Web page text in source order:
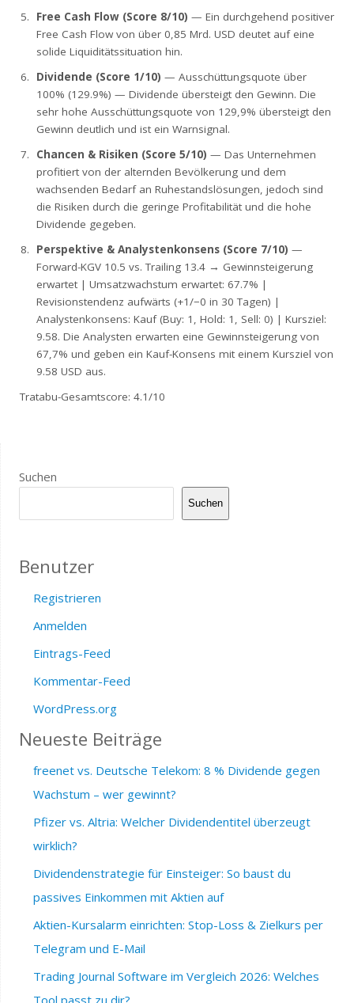
Free Cash Flow (Score 8/10) — Ein durchgehend positiver
Free Cash Flow von über 0,85 Mrd. USD deutet auf eine
solide Liquiditätssituation hin.
Dividende (Score 1/10) — Ausschüttungsquote über
100% (129.9%) — Dividende übersteigt den Gewinn. Die
sehr hohe Ausschüttungsquote von 129,9% übersteigt den
Gewinn deutlich und ist ein Warnsignal.
Chancen & Risiken (Score 5/10) — Das Unternehmen
profitiert von der alternden Bevölkerung und dem
wachsenden Bedarf an Ruhestandslösungen, jedoch sind
die Risiken durch die geringe Profitabilität und die hohe
Dividende gegeben.
Perspektive & Analystenkonsens (Score 7/10) —
Forward-KGV 10.5 vs. Trailing 13.4 → Gewinnsteigerung
erwartet | Umsatzwachstum erwartet: 67.7% |
Revisionstendenz aufwärts (+1/−0 in 30 Tagen) |
Analystenkonsens: Kauf (Buy: 1, Hold: 1, Sell: 0) | Kursziel:
9.58. Die Analysten erwarten eine Gewinnsteigerung von
67,7% und geben ein Kauf-Konsens mit einem Kursziel von
9.58 USD aus.
Tratabu-Gesamtscore: 4.1/10
Suchen
Suchen
Benutzer
Registrieren
Anmelden
Eintrags-Feed
Kommentar-Feed
WordPress.org
Neueste Beiträge
freenet vs. Deutsche Telekom: 8 % Dividende gegen
Wachstum – wer gewinnt?
Pfizer vs. Altria: Welcher Dividendentitel überzeugt
wirklich?
Dividendenstrategie für Einsteiger: So baust du
passives Einkommen mit Aktien auf
Aktien-Kursalarm einrichten: Stop-Loss & Zielkurs per
Telegram und E-Mail
Trading Journal Software im Vergleich 2026: Welches
Tool passt zu dir?